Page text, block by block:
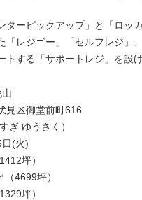
ターピックアップ」と「ロッ
「レジゴー」「セルフレジ」
トする「サポートレジ」を設け
見区御堂前町616
ぎ ゆうさく）
(火)
坪）
4699坪）
坪）